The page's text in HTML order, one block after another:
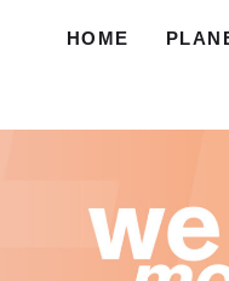
HOME